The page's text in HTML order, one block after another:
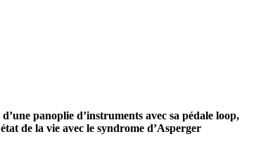
panoplie d’instruments avec sa pédale loop,
de la vie avec le syndrome d’Asperger